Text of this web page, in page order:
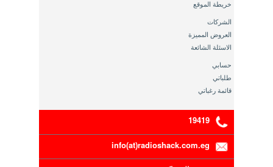
خريطة الموقع
الشركات
العروض المميزة
الاسئلة الشائعة
حسابي
طلباتي
قائمة رغباتي
19419
info(at)radioshack.com.eg